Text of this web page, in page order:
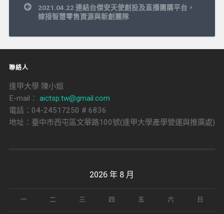
文
章
2021.04.22 連結台傑安天使創投及直播團購平台，
嫁接智慧零售資源與新創團隊
聯絡人
逢甲大學 陳小姐
E-mail： aictsp.tw@gmail.com
電話：04-24517250 # 6836
地址：臺中市西屯區文華路100號(逢甲大學產學營運與推廣處)
2026 年 8 月
一 二 三 四 五 六 日